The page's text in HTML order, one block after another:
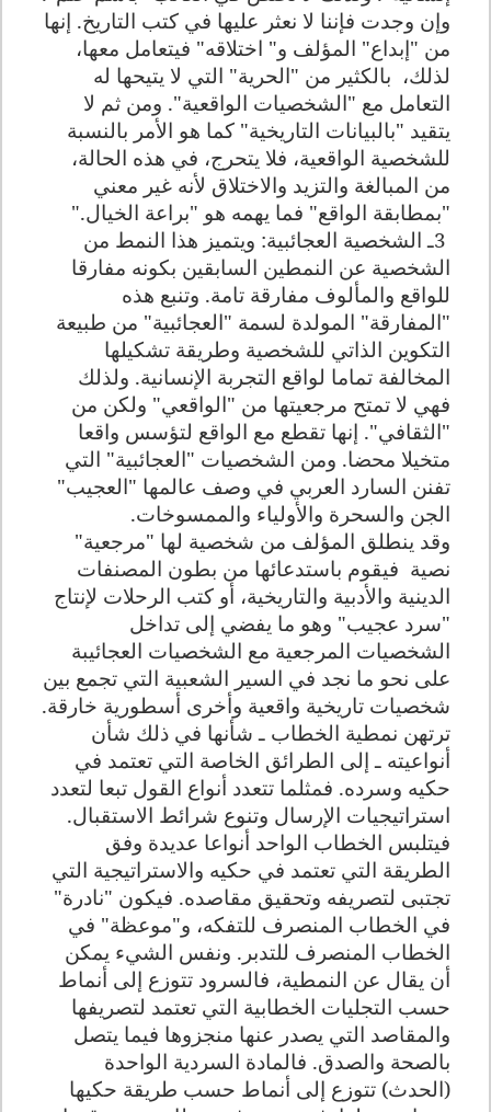
وإن وجدت فإننا لا نعثر عليها في كتب التاريخ. إنها
من "إبداع" المؤلف و" اختلاقه" فيتعامل معها،
لذلك، بالكثير من "الحرية" التي لا يتيحها له
التعامل مع "الشخصيات الواقعية". ومن ثم لا
يتقيد "بالبيانات التاريخية" كما هو الأمر بالنسبة
للشخصية الواقعية، فلا يتحرج، في هذه الحالة،
من المبالغة والتزيد والاختلاق لأنه غير معني
"بمطابقة الواقع" فما يهمه هو "براعة الخيال."
3ـ الشخصية العجائبية: ويتميز هذا النمط من
الشخصية عن النمطين السابقين بكونه مفارقا
للواقع والمألوف مفارقة تامة. وتنبع هذه
"المفارقة" المولدة لسمة "العجائبية" من طبيعة
التكوين الذاتي للشخصية وطريقة تشكيلها
المخالفة تماما لواقع التجربة الإنسانية. ولذلك
فهي لا تمتح مرجعيتها من "الواقعي" ولكن من
"الثقافي". إنها تقطع مع الواقع لتؤسس واقعا
متخيلا محضا. ومن الشخصيات "العجائبية" التي
تفنن السارد العربي في وصف عالمها "العجيب"
الجن والسحرة والأولياء والممسوخات.
وقد ينطلق المؤلف من شخصية لها "مرجعية"
نصية فيقوم باستدعائها من بطون المصنفات
الدينية والأدبية والتاريخية، أو كتب الرحلات لإنتاج
"سرد عجيب" وهو ما يفضي إلى تداخل
الشخصيات المرجعية مع الشخصيات العجائيبة
على نحو ما نجد في السير الشعبية التي تجمع بين
شخصيات تاريخية واقعية وأخرى أسطورية خارقة.
ترتهن نمطية الخطاب ـ شأنها في ذلك شأن
أنواعيته ـ إلى الطرائق الخاصة التي تعتمد في
حكيه وسرده. فمثلما تتعدد أنواع القول تبعا لتعدد
استراتيجيات الإرسال وتنوع شرائط الاستقبال.
فيتلبس الخطاب الواحد أنواعا عديدة وفق
الطريقة التي تعتمد في حكيه والاستراتيجية التي
تجتبى لتصريفه وتحقيق مقاصده. فيكون "نادرة"
في الخطاب المنصرف للتفكه، و"موعظة" في
الخطاب المنصرف للتدبر. ونفس الشيء يمكن
أن يقال عن النمطية، فالسرود تتوزع إلى أنماط
حسب التجليات الخطابية التي تعتمد لتصريفها
والمقاصد التي يصدر عنها منجزوها فيما يتصل
بالصحة والصدق. فالمادة السردية الواحدة
(الحدث) تتوزع إلى أنماط حسب طريقة حكيها